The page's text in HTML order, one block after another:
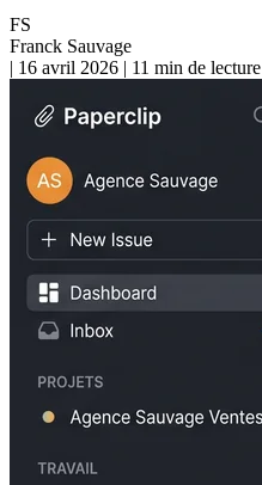
FS
Franck Sauvage
| 16 avril 2026 | 11 min de lecture